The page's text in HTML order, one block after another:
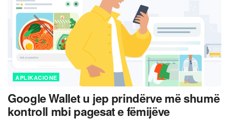
APLIKACIONE
Google Wallet u jep prindërve më shumë
kontroll mbi pagesat e fëmijëve